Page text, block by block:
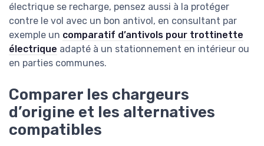
électrique se recharge, pensez aussi à la protéger
contre le vol avec un bon antivol, en consultant par
exemple un comparatif d’antivols pour trottinette
électrique adapté à un stationnement en intérieur ou
en parties communes.
Comparer les chargeurs
d’origine et les alternatives
compatibles